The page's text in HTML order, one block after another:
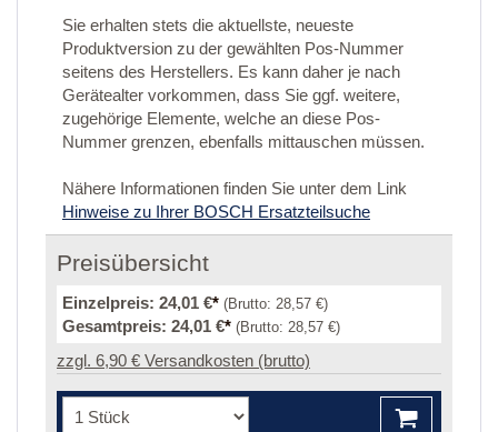
Sie erhalten stets die aktuellste, neueste
Produktversion zu der gewählten Pos-Nummer
seitens des Herstellers. Es kann daher je nach
Gerätealter vorkommen, dass Sie ggf. weitere,
zugehörige Elemente, welche an diese Pos-
Nummer grenzen, ebenfalls mittauschen müssen.
Nähere Informationen finden Sie unter dem Link
Hinweise zu Ihrer BOSCH Ersatzteilsuche
Preisübersicht
Einzelpreis: 24,01 €* (Brutto: 28,57 €)
Gesamtpreis: 24,01 €* (Brutto: 28,57 €)
zzgl. 6,90 € Versandkosten (brutto)